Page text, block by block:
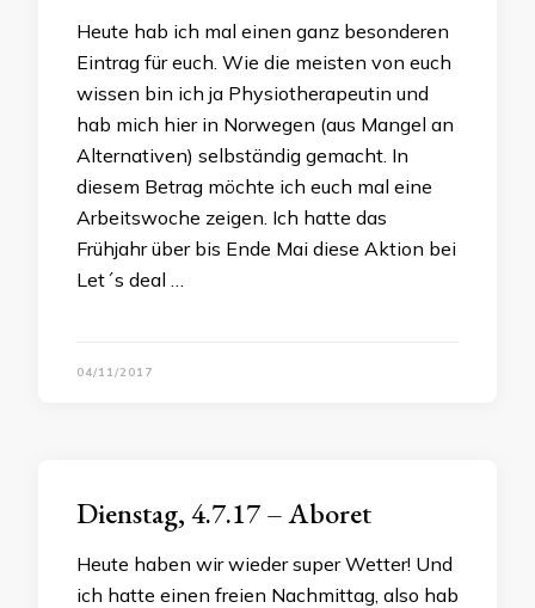
Heute hab ich mal einen ganz besonderen
Eintrag für euch. Wie die meisten von euch
wissen bin ich ja Physiotherapeutin und
hab mich hier in Norwegen (aus Mangel an
Alternativen) selbständig gemacht. In
diesem Betrag möchte ich euch mal eine
Arbeitswoche zeigen. Ich hatte das
Frühjahr über bis Ende Mai diese Aktion bei
Let´s deal …
04/11/2017
Dienstag, 4.7.17 – Aboret
Heute haben wir wieder super Wetter! Und
ich hatte einen freien Nachmittag, also hab